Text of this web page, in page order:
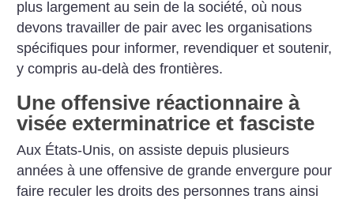
plus largement au sein de la société, où nous
devons travailler de pair avec les organisations
spécifiques pour informer, revendiquer et soutenir,
y compris au-delà des frontières.
Une offensive réactionnaire à
visée exterminatrice et fasciste
Aux États-Unis, on assiste depuis plusieurs
années à une offensive de grande envergure pour
faire reculer les droits des personnes trans ainsi